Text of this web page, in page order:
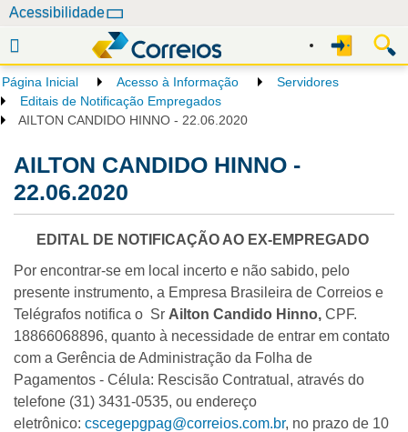
e
g
a
Acessibilidade
Página Inicial Acesso à Informação
Servidores
Editais de Notificação Empregados
AILTON CANDIDO HINNO - 22.06.2020
AILTON CANDIDO HINNO -
22.06.2020
EDITAL DE NOTIFICAÇÃO AO EX-EMPREGADO
Por encontrar-se em local incerto e não sabido, pelo
presente instrumento, a Empresa Brasileira de Correios e
Telégrafos notifica o Sr Ailton Candido Hinno, CPF.
18866068896, quanto à necessidade de entrar em contato
com a Gerência de Administração da Folha de
Pagamentos - Célula: Rescisão Contratual, através do
telefone (31) 3431-0535, ou endereço
eletrônico: cscegepgpag@correios.com.br, no prazo de 10